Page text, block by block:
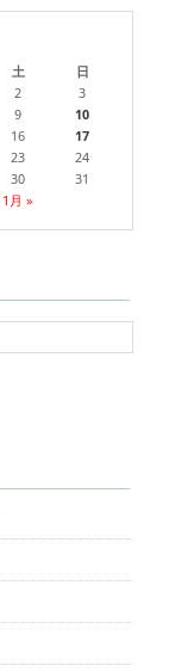
土 日
1月 »
2
3
9
10
16
17
23
24
30 31